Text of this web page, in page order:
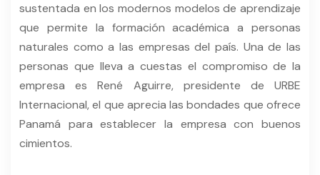
sustentada en los modernos modelos de aprendizaje
que permite la formación académica a personas
naturales como a las empresas del país. Una de las
personas que lleva a cuestas el compromiso de la
empresa es René Aguirre, presidente de URBE
Internacional, el que aprecia las bondades que ofrece
Panamá para establecer la empresa con buenos
cimientos.